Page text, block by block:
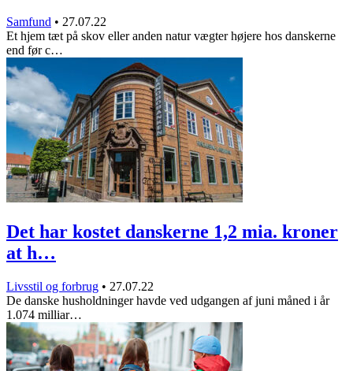
Samfund • 27.07.22
Et hjem tæt på skov eller anden natur vægter højere hos danskerne
end før c…
Det har kostet danskerne 1,2 mia. kroner
at h…
Livsstil og forbrug • 27.07.22
De danske husholdninger havde ved udgangen af juni måned i år
1.074 milliar…